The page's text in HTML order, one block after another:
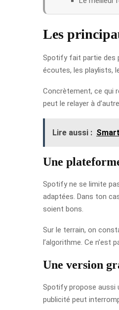
Les
Spotify fait partie des
écoutes, les playlists,
Concrètement, ce qui
peut le relayer à
Lire aussi :
Une
Spotify ne se limite
adaptées. Dans ton
soient bons.
Sur le terrain, on
l’algorithme. Ce n’est
Une version
Spotify propose aussi
publicité peut